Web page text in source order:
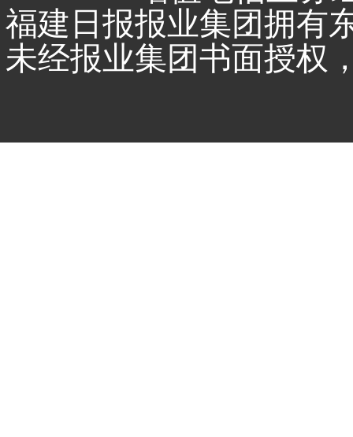
福建日报报业集团拥有
未经报业集团书面授权